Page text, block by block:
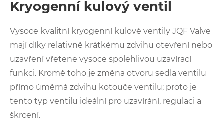
Kryogenní kulový ventil
Vysoce kvalitní kryogenní kulové ventily JQF Valve
mají díky relativně krátkému zdvihu otevření nebo
uzavření vřetene vysoce spolehlivou uzavírací
funkci. Kromě toho je změna otvoru sedla ventilu
přímo úměrná zdvihu kotouče ventilu; proto je
tento typ ventilu ideální pro uzavírání, regulaci a
škrcení.